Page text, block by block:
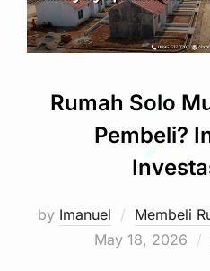
Rumah Solo
Pembeli?
by Imanuel Membeli
May 18, 2026